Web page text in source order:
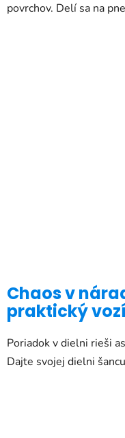
povrchov. Delí sa na
Chaos v
praktický
Poriadok v dielni rieši
Dajte svojej dielni